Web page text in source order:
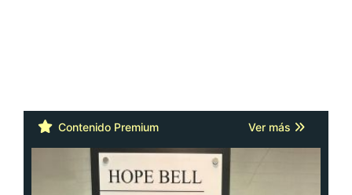
Contenido Premium Ver más